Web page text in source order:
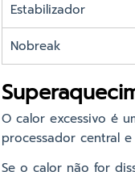
Estabilizador
Nobreak
O calor excessivo é
processador central
Se o calor não for